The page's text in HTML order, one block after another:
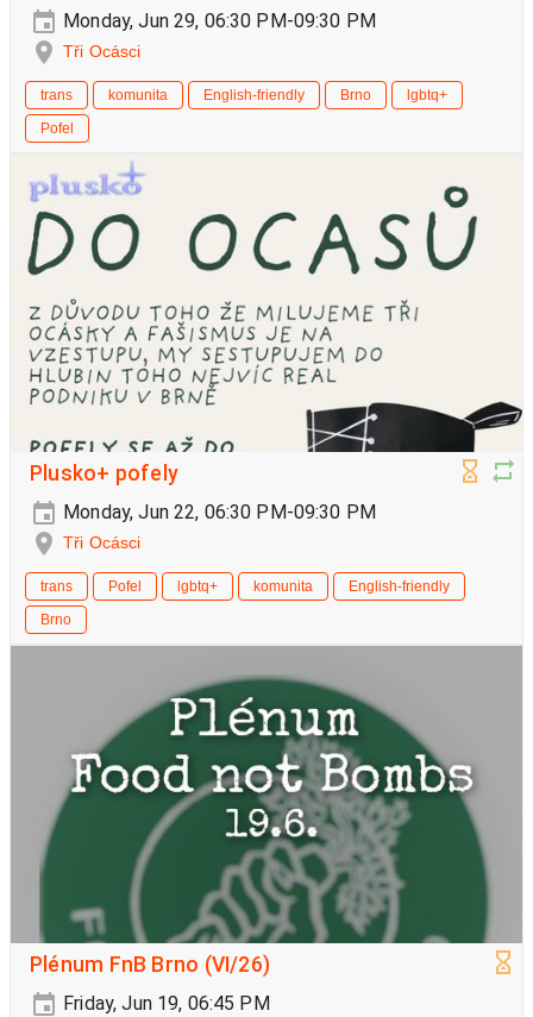
Monday, Jun 29, 06:30 PM-09:30 PM
Tři Ocásci
trans komunita English-friendly Brno
lgbtq+
Pofel
Plusko+ pofely
Monday, Jun 22, 06:30 PM-09:30 PM
Tři Ocásci
trans Pofel lgbtq+ komunita
English-friendly
Brno
Plénum FnB Brno (VI/26)
Friday, Jun 19, 06:45 PM